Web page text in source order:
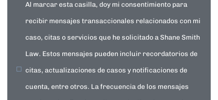
Al marcar esta casilla, doy mi consentimiento para
recibir mensajes transaccionales relacionados con mi
caso, citas o servicios que he solicitado a Shane Smith
Law. Estos mensajes pueden incluir recordatorios de
citas, actualizaciones de casos y notificaciones de
cuenta, entre otros. La frecuencia de los mensajes